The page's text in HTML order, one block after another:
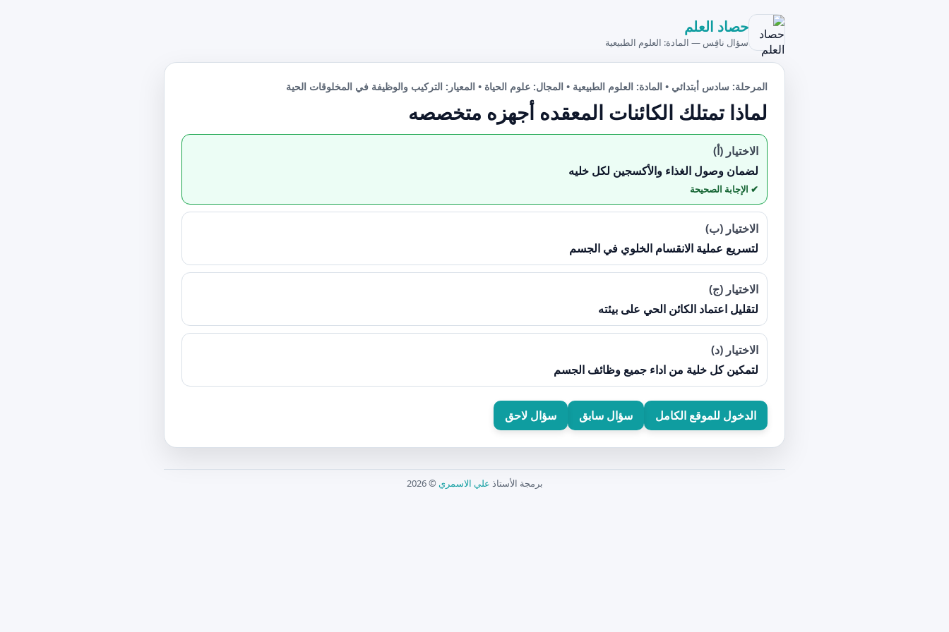
حصاد العلم
سؤال نافِس — المادة: العلوم الطبيعية
المرحلة: سادس أبتدائي • المادة: العلوم الطبيعية • المجال: علوم الحياة • المعيار: التركيب والوظيفة في المخلوقات الحية
لماذا تمتلك الكائنات المعقده أجهزه متخصصه
الاختيار (أ)
لضمان وصول الغذاء والأكسجين لكل خليه
الاختيار (ب)
لتسريع عملية الانقسام الخلوي في الجسم
الاختيار (ج)
لتقليل اعتماد الكائن الحي على بيئته
الاختيار (د)
لتمكين كل خلية من اداء جميع وظائف الجسم
الدخول للموقع الكامل سؤال سابق سؤال لاحق
برمجة الأستاذ علي الاسمري © 2026